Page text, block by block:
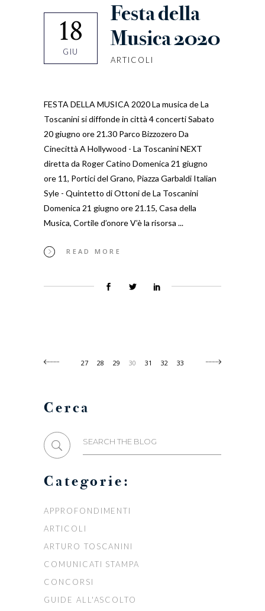
18
GIU
Festa della
Musica 2020
ARTICOLI
FESTA DELLA MUSICA 2020 La musica de La
Toscanini si diffonde in città 4 concerti Sabato
20 giugno ore 21.30 Parco Bizzozero Da
Cinecittà A Hollywood - La Toscanini NEXT
diretta da Roger Catino Domenica 21 giugno
ore 11, Portici del Grano, Piazza Garbaldi Italian
Syle - Quintetto di Ottoni de La Toscanini
Domenica 21 giugno ore 21.15, Casa della
Musica, Cortile d’onore V’è la risorsa
READ MORE
27 28 29 30 31 32 33
Cerca
Search
for:
Categorie:
APPROFONDIMENTI
ARTICOLI
ARTURO TOSCANINI
COMUNICATI STAMPA
CONCORSI
GUIDE ALL'ASCOLTO